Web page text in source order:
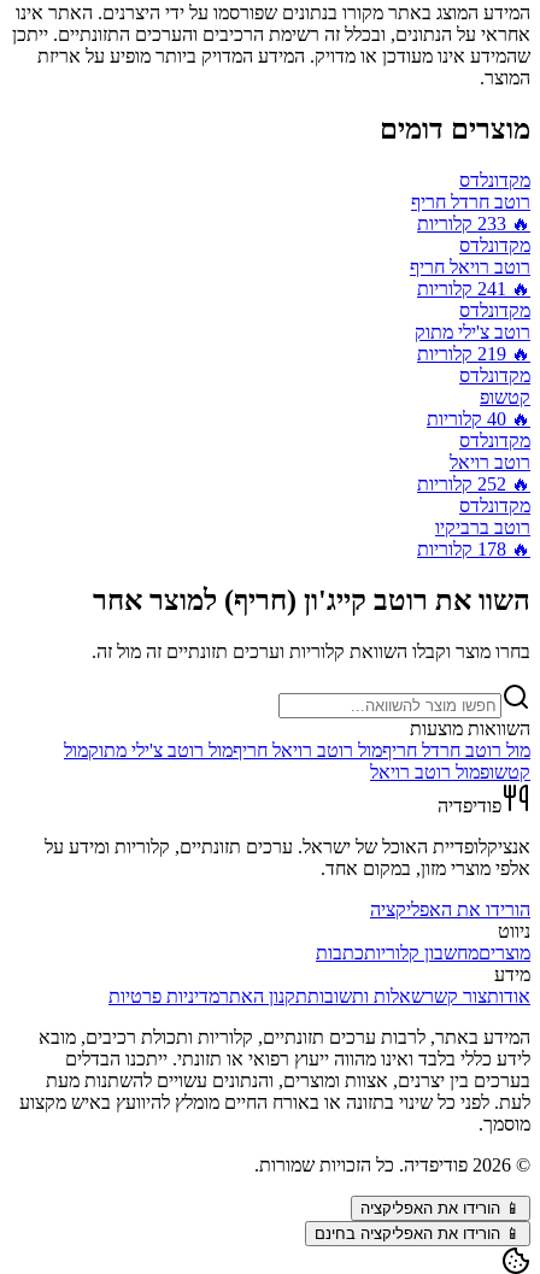
המידע המוצג באתר מקורו בנתונים שפורסמו על ידי היצרנים. האתר אינו
אחראי על הנתונים, ובכלל זה רשימת הרכיבים והערכים התזונתיים. ייתכן
שהמידע אינו מעודכן או מדויק. המידע המדויק ביותר מופיע על אריזת
המוצר.
מוצרים דומים
מקדונלדס
רוטב חרדל חריף
🔥
233 קלוריות
מקדונלדס
רוטב רויאל חריף
🔥
241 קלוריות
מקדונלדס
רוטב צ'ילי מתוק
🔥
219 קלוריות
מקדונלדס
קטשופ
🔥
40 קלוריות
מקדונלדס
רוטב רויאל
🔥
252 קלוריות
מקדונלדס
רוטב ברביקיו
🔥
178 קלוריות
השוו את רוטב קייג'ון (חריף) למוצר אחר
בחרו מוצר וקבלו השוואת קלוריות וערכים תזונתיים זה מול זה.
השוואות מוצעות
מול רוטב חרדל חריףמול רוטב רויאל חריףמול רוטב צ'ילי מתוקמול
קטשופמול רוטב רויאל
פודיפדיה
אנציקלופדיית האוכל של ישראל. ערכים תזונתיים, קלוריות ומידע על
אלפי מוצרי מזון, במקום אחד.
הורידו את האפליקציה
ניווט
מוצריםמחשבון קלוריותכתבות
מידע
אודותצור קשרשאלות ותשובותתקנון האתרמדיניות פרטיות
המידע באתר, לרבות ערכים תזונתיים, קלוריות ותכולת רכיבים, מובא
לידע כללי בלבד ואינו מהווה ייעוץ רפואי או תזונתי. ייתכנו הבדלים
בערכים בין יצרנים, אצוות ומוצרים, והנתונים עשויים להשתנות מעת
לעת. לפני כל שינוי בתזונה או באורח החיים מומלץ להיוועץ באיש מקצוע
מוסמך.
©
2026 פודיפדיה. כל הזכויות שמורות.
📱 הורידו את האפליקציה
📱 הורידו את האפליקציה בחינם